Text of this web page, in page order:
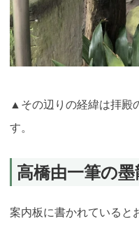
▲その辺りの経緯は拝殿
す。
高橋由一筆の
案内板に書かれていると